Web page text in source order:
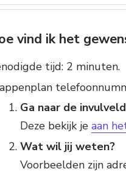
vind ik het
tijd: 2 minuten.
Ga naar de
Deze bekijk je aan
Wat wil jij weten?
Voorbeelden zijn